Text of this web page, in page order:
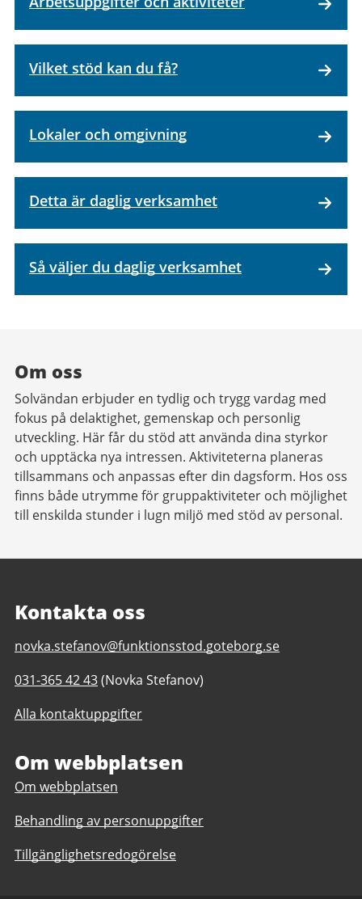
Vilket stöd kan du få?
Lokaler och omgivning
Detta är daglig verksamhet
Så väljer du daglig verksamhet
Om oss
Solvändan erbjuder en tydlig och trygg vardag med
fokus på delaktighet, gemenskap och personlig
utveckling. Här får du stöd att använda dina styrkor
och upptäcka nya intressen. Aktiviteterna planeras
tillsammans och anpassas efter din dagsform. Hos oss
finns både utrymme för gruppaktiviteter och möjlighet
till enskilda stunder i lugn miljö med stöd av personal.
Kontakta oss
E-
till
Solvändan
daglig
Göteborgs
Stad
novka.stefanov@funktionsstod.goteborg.se
Telefonnummer
Solvändan
verksamhet
Göteborgs
Stad
031-365 42 43(Novka Stefanov)
Alla kontaktuppgifter
Om webbplatsen
Om webbplatsen
Behandling av personuppgifter
Tillgänglighetsredogörelse